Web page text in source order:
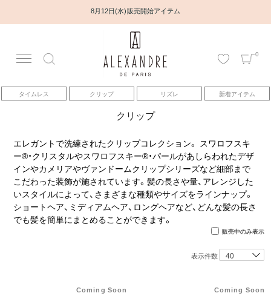
8月12日(水) 販売開始アイテム
0
タイムレス クリップ リズレ 新着アイテム
アカウント
アイテム
ベストセラー
コレクション
トピックス
クリップ
エレガントで洗練されたクリップコレクション。 スワロフスキ
ー®・クリスタルやスワロフスキー®・パールがあしらわれたデザ
インやカメリアやヴァンドームクリップシリーズなど細部まで
こだわった装飾が施されています。髪の長さや量、アレンジした
いスタイルによって、さまざまな種類やサイズをラインナップ。
ショートヘア、ミディアムヘア、ロングヘアなど、どんな髪の長さ
でも髪を簡単にまとめることができます。
販売中のみ表示
表示件数
Coming Soon Coming Soon